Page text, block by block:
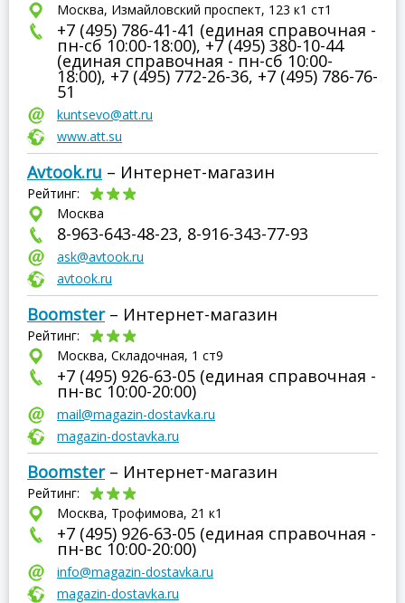
Москва, Измайловский проспект, 123 к1 ст1
+7 (495) 786-41-41 (единая справочная -
пн-сб 10:00-18:00), +7 (495) 380-10-44
(единая справочная - пн-сб 10:00-
18:00), +7 (495) 772-26-36, +7 (495) 786-76-
51
kuntsevo@att.ru
www.att.su
Avtook.ru – Интернет-магазин
Рейтинг:
Москва
8-963-643-48-23, 8-916-343-77-93
ask@avtook.ru
avtook.ru
Boomster– Интернет-магазин
Рейтинг:
Москва, Складочная, 1 ст9
+7 (495) 926-63-05 (единая справочная -
пн-вс 10:00-20:00)
mail@magazin-dostavka.ru
magazin-dostavka.ru
Boomster– Интернет-магазин
Рейтинг:
Москва, Трофимова, 21 к1
+7 (495) 926-63-05 (единая справочная -
пн-вс 10:00-20:00)
info@magazin-dostavka.ru
magazin-dostavka.ru